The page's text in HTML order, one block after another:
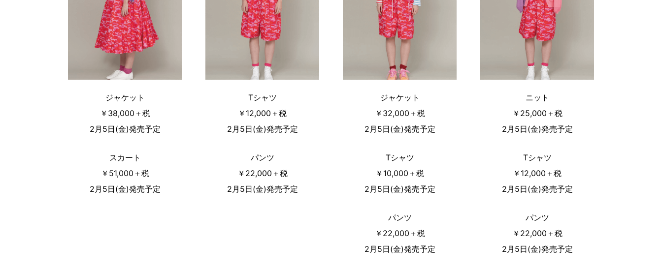
ジャケット
￥38,000＋税
2月5日(金)発売予定
スカート
￥51,000＋税
2月5日(金)発売予定
Tシャツ
￥12,000＋税
2月5日(金)発売予定
パンツ
￥22,000＋税
2月5日(金)発売予定
ジャケット
￥32,000＋税
2月5日(金)発売予定
Tシャツ
￥10,000＋税
2月5日(金)発売予定
パンツ
￥22,000＋税
2月5日(金)発売予定
ニット
￥25,000＋税
2月5日(金)発売予定
Tシャツ
￥12,000＋税
2月5日(金)発売予定
パンツ
￥22,000＋税
2月5日(金)発売予定